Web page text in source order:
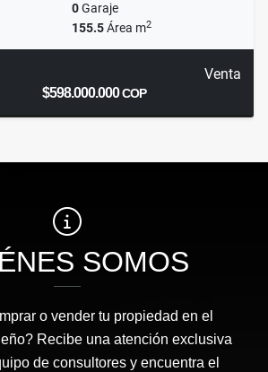
0Garaje
155.5Área m2
Venta
$598.000.000COP
SOMOS
o vender tu propiedad en el
Recibe una atención exclusiva
de consultores y encuentra el